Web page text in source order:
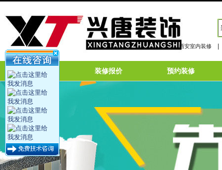
西安室内装修
网站首页 装修报价 预约装修